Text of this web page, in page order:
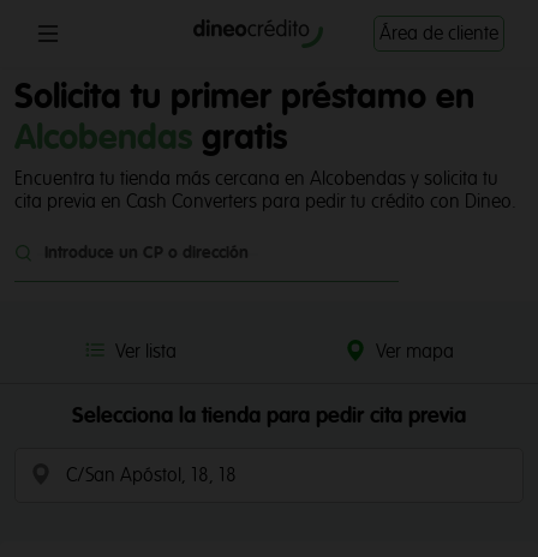
Área de cliente
Solicita tu primer préstamo en
Alcobendas gratis
Encuentra tu tienda más cercana en Alcobendas y solicita tu
cita previa en Cash Converters para pedir tu crédito con Dineo.
Introduce un CP o dirección
Ver lista Ver mapa
Selecciona la tienda para pedir cita previa
C/San Apóstol, 18, 18